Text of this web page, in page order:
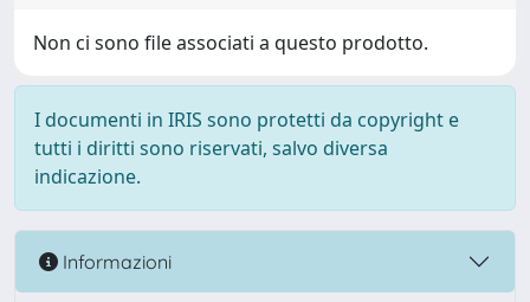
Non ci sono file associati a questo prodotto.
I documenti in IRIS sono protetti da copyright e
tutti i diritti sono riservati, salvo diversa
indicazione.
Informazioni